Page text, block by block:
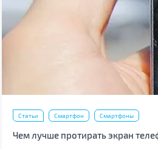
Статьи Смартфон Смартфоны
Чем лучше протирать экран